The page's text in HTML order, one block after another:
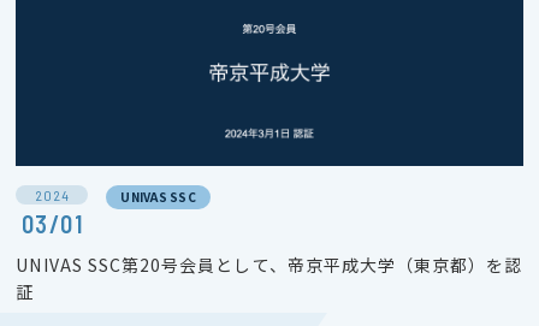
2024
03/01
UNIVAS SSC
UNIVAS SSC第20号会員として、帝京平成大学（東京都）を認
証